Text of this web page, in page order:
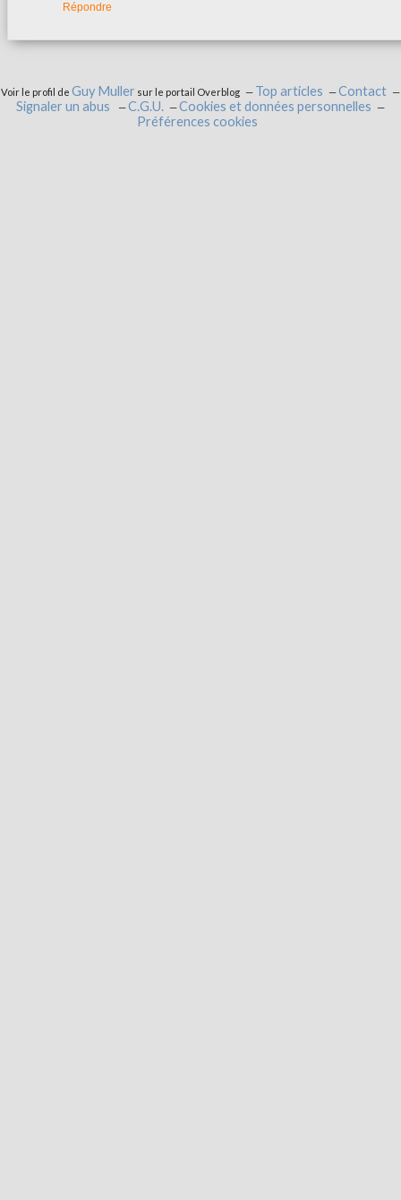
Répondre
Voir le profil de Guy Muller sur le portail Overblog Top articles
Contact
Signaler un abus
C.G.U.
Cookies et données personnelles
Préférences cookies